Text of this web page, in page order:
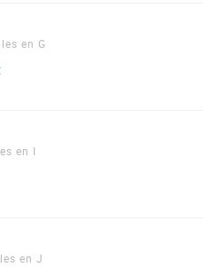
en G
en I
en J